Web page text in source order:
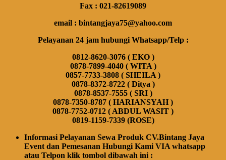
Fax : 021-82619089
email : bintangjaya75@yahoo.com
Pelayanan 24 jam hubungi Whatsapp/Telp :
0812-8620-3076 ( EKO )
0878-7899-4040 ( WITA )
0857-7733-3808 ( SHEILA )
0878-8372-8722 ( Ditya )
0878-8537-7555 ( SRI )
0878-7350-8787 ( HARIANSYAH )
0878-7752-0712 ( ABDUL WASIT )
0819-1159-7339 (ROSE)
Informasi Pelayanan Sewa Produk CV.Bintang Jaya
Event dan Pemesanan Hubungi Kami VIA whatsapp
atau Telpon klik tombol dibawah ini :